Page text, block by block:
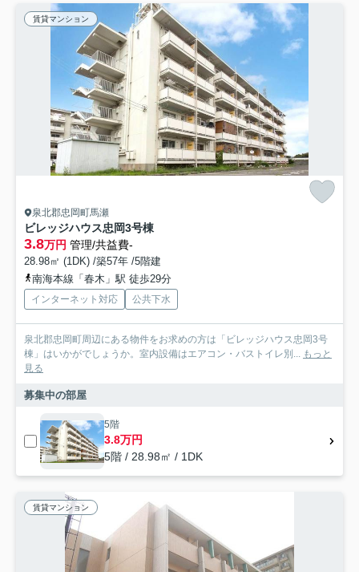
賃貸マンション
泉北郡忠岡町馬瀬
ビレッジハウス忠岡3号棟
3.8万円 管理/共益費-
28.98㎡ (1DK) /築57年 /5階建
南海本線「春木」駅 徒歩29分
インターネット対応 公共下水
泉北郡忠岡町周辺にある物件をお求めの方は「ビレッジハウス忠岡3号
棟」はいかがでしょうか。室内設備はエアコン・バストイレ別... もっと
見る
募集中の部屋
5階
3.8万円
5階 / 28.98㎡ / 1DK
賃貸マンション